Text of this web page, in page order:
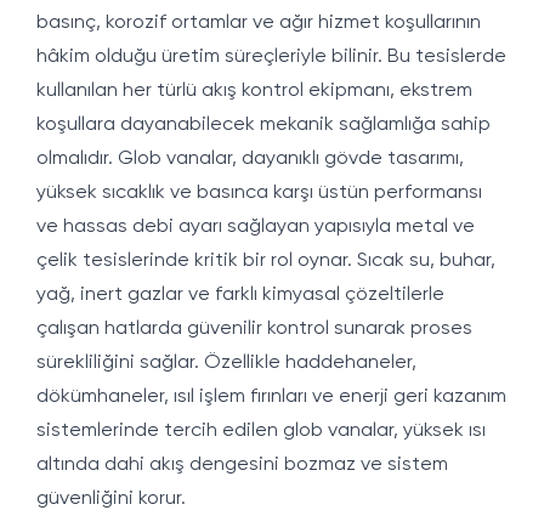
basınç, korozif ortamlar ve ağır hizmet koşullarının
hâkim olduğu üretim süreçleriyle bilinir. Bu tesislerde
kullanılan her türlü akış kontrol ekipmanı, ekstrem
koşullara dayanabilecek mekanik sağlamlığa sahip
olmalıdır. Glob vanalar, dayanıklı gövde tasarımı,
yüksek sıcaklık ve basınca karşı üstün performansı
ve hassas debi ayarı sağlayan yapısıyla metal ve
çelik tesislerinde kritik bir rol oynar. Sıcak su, buhar,
yağ, inert gazlar ve farklı kimyasal çözeltilerle
çalışan hatlarda güvenilir kontrol sunarak proses
sürekliliğini sağlar. Özellikle haddehaneler,
dökümhaneler, ısıl işlem fırınları ve enerji geri kazanım
sistemlerinde tercih edilen glob vanalar, yüksek ısı
altında dahi akış dengesini bozmaz ve sistem
güvenliğini korur.